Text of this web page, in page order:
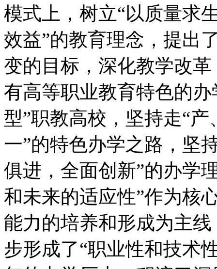
模式上，树立“以质量求
效益”的教育理念，提出
变的目标，深化教学改
有高等职业教育特色的
型”职教高校，坚持走“
一”的特色办学之路，坚
俱进，全面创新”的办学
和未来的适应性”作为核
能力的培养和形成为主
步形成了“职业性和技术